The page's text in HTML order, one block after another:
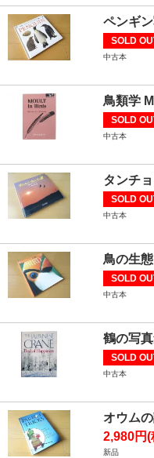
ペンギ
SOLD
中古本
鳥類学
SOLD
中古本
タンチ
SOLD
中古本
鳥の生
SOLD
中古本
鶴の写
SOLD
中古本
オウム
2,980円(
新品